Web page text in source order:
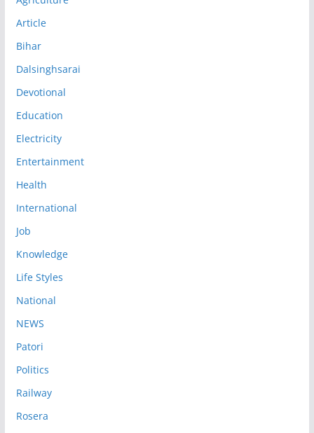
Article
Bihar
Dalsinghsarai
Devotional
Education
Electricity
Entertainment
Health
International
Job
Knowledge
Life Styles
National
NEWS
Patori
Politics
Railway
Rosera